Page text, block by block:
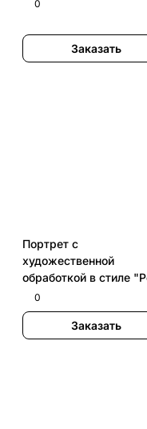
0
Заказать
Портрет с
художественной
обработкой в стиле
art"
0
Заказать